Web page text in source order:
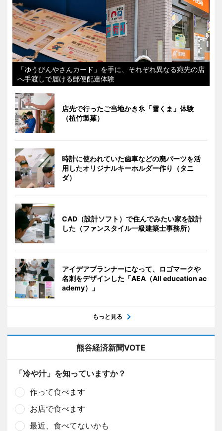
「ゆうびんやさんカード」を手に、それぞれ異なる宛先の店
へ手渡しで届ける郵便配達体験
店先で行ったご当地かき氷「雪くま」体験
（植竹製菓）
時計に使われていた歯車などの廃パーツを活
用したオリジナルキーホルダー作り（タニ
ダ）
CAD（設計ソフト）で住んでみたい家を設計
した（ファンスタイル一級建築士事務所）
アイデアプランナーになって、ロゴマークや
名刺をデザインした「AEA（All education ac
ademy）」
もっと見る
熊谷経済新聞VOTE
「冷や汁」を知っていますか？
作って食べます
お店で食べます
最近、食べてないかも